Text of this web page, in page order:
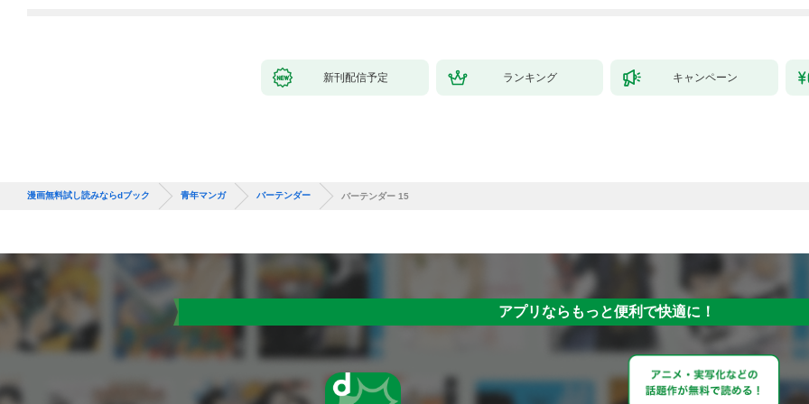
新刊配信予定 ランキング キャンペーン
漫画無料試し読みならdブック 青年マンガ バーテンダー バーテンダー 15
アプリならもっと便利で快適に！